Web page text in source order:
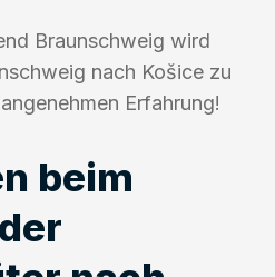
Braunschweig wird
nach Košice zu
Erfahrung!
beim